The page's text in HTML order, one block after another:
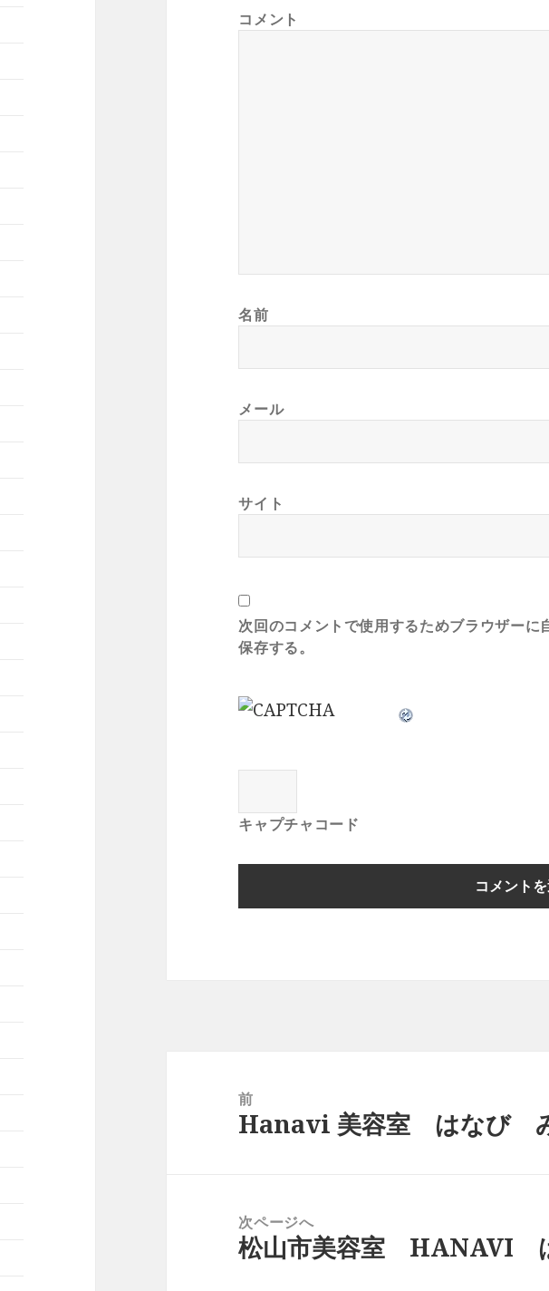
コメント
名前
メール
サイト
次回のコメントで使用するためブラウザー
保存する。
キャプチャコード
前
前
Hanavi 美容室 はなび
次ページへ
次
松山市美容室 HANAVI